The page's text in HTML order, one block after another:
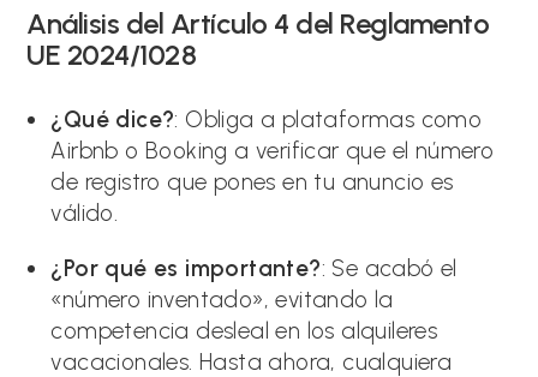
Análisis del Artículo 4 del Reglamento
UE 2024/1028
¿Qué dice?: Obliga a plataformas como
Airbnb o Booking a verificar que el número
de registro que pones en tu anuncio es
válido.
¿Por qué es importante?: Se acabó el
«número inventado», evitando la
competencia desleal en los alquileres
vacacionales. Hasta ahora, cualquiera